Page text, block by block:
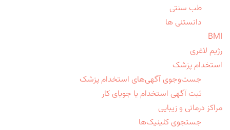
طب سنتی
دانستنی ها
BMI
رژیم لاغری
استخدام پزشک
جست‌وجوی آگهی‌های استخدام پزشک
ثبت آگهی استخدام یا جویای کار
مراکز درمانی و زیبایی
جستجوی کلینیک‌ها